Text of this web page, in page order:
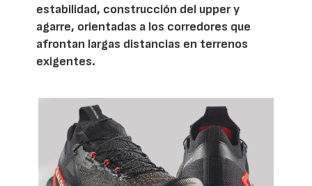
estabilidad, construcción del upper y
agarre, orientadas a los corredores que
afrontan largas distancias en terrenos
exigentes.